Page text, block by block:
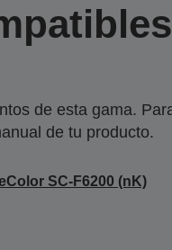
de esta gama.
de tu producto.
SC-F6200 (nK)